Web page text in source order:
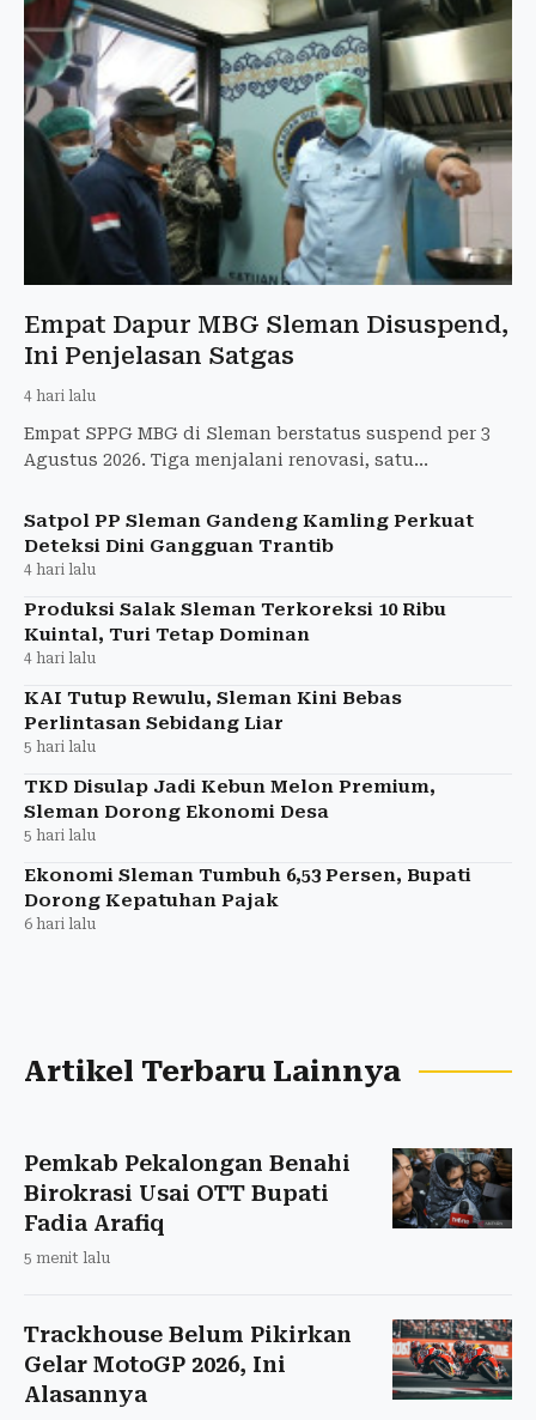
Empat Dapur MBG Sleman Disuspend,
Ini Penjelasan Satgas
4 hari lalu
Empat SPPG MBG di Sleman berstatus suspend per 3
Agustus 2026. Tiga menjalani renovasi, satu
Satpol PP Sleman Gandeng Kamling Perkuat
Deteksi Dini Gangguan Trantib
4 hari lalu
Produksi Salak Sleman Terkoreksi 10 Ribu
Kuintal, Turi Tetap Dominan
4 hari lalu
KAI Tutup Rewulu, Sleman Kini Bebas
Perlintasan Sebidang Liar
5 hari lalu
TKD Disulap Jadi Kebun Melon Premium,
Sleman Dorong Ekonomi Desa
5 hari lalu
Ekonomi Sleman Tumbuh 6,53 Persen, Bupati
Dorong Kepatuhan Pajak
6 hari lalu
Artikel Terbaru Lainnya
Pemkab Pekalongan Benahi
Birokrasi Usai OTT Bupati
Fadia Arafiq
5 menit lalu
Trackhouse Belum Pikirkan
Gelar MotoGP 2026, Ini
Alasannya